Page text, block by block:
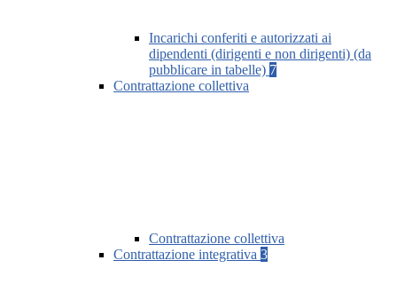
Incarichi conferiti e autorizzati ai
dipendenti (dirigenti e non dirigenti) (da
pubblicare in tabelle) 7
Contrattazione collettiva
Contrattazione collettiva
Contrattazione integrativa 3